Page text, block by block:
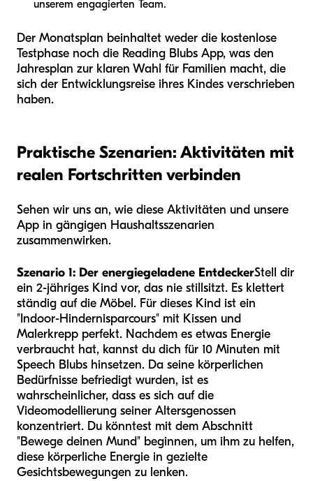
unserem engagierten Team.
Der Monatsplan beinhaltet weder die kostenlose
Testphase noch die Reading Blubs App, was den
Jahresplan zur klaren Wahl für Familien macht, die
sich der Entwicklungsreise ihres Kindes verschrieben
haben.
Praktische Szenarien: Aktivitäten mit
realen Fortschritten verbinden
Sehen wir uns an, wie diese Aktivitäten und unsere
App in gängigen Haushaltsszenarien
zusammenwirken.
Szenario 1: Der energiegeladene EntdeckerStell dir
ein 2-jähriges Kind vor, das nie stillsitzt. Es klettert
ständig auf die Möbel. Für dieses Kind ist ein
"Indoor-Hindernisparcours" mit Kissen und
Malerkrepp perfekt. Nachdem es etwas Energie
verbraucht hat, kannst du dich für 10 Minuten mit
Speech Blubs hinsetzen. Da seine körperlichen
Bedürfnisse befriedigt wurden, ist es
wahrscheinlicher, dass es sich auf die
Videomodellierung seiner Altersgenossen
konzentriert. Du könntest mit dem Abschnitt
"Bewege deinen Mund" beginnen, um ihm zu helfen,
diese körperliche Energie in gezielte
Gesichtsbewegungen zu lenken.